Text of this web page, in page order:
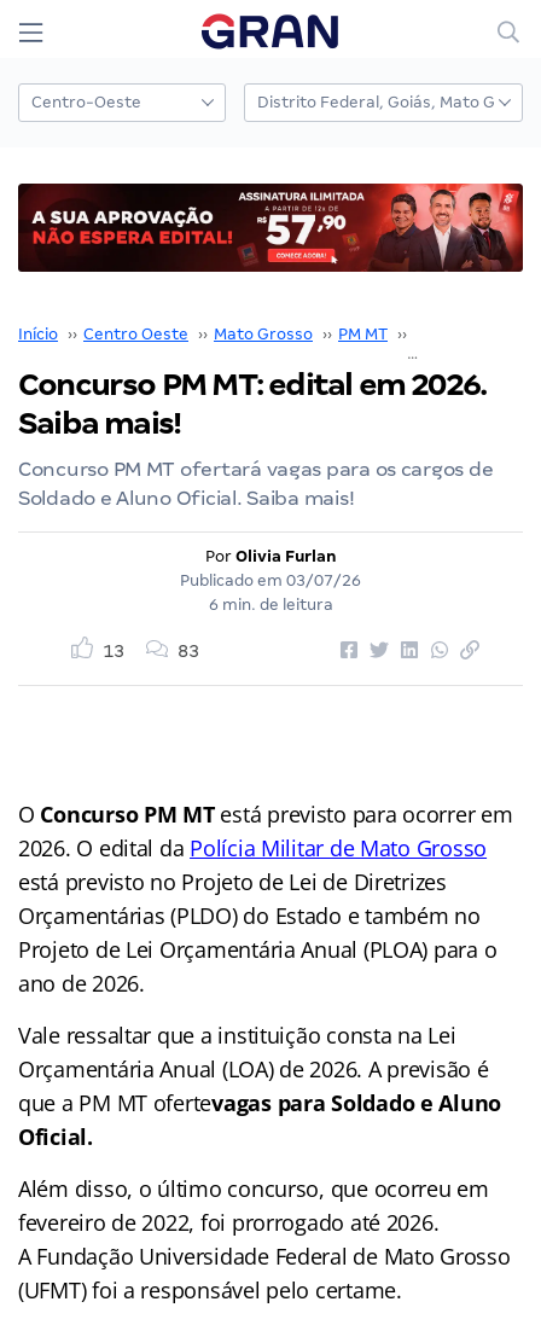
Início ›› Centro Oeste ›› Mato Grosso ›› PM MT ››
Concurso PM MT: edital em 2026.
Saiba mais!
Concurso PM MT ofertará vagas para os cargos de
Soldado e Aluno Oficial. Saiba mais!
Por Olivia Furlan
Publicado em 03/07/26
6 min. de leitura
13 83
O Concurso PM MT está previsto para ocorrer em
2026. O edital da Polícia Militar de Mato Grosso
está previsto no Projeto de Lei de Diretrizes
Orçamentárias (PLDO) do Estado e também no
Projeto de Lei Orçamentária Anual (PLOA) para o
ano de 2026.
Vale ressaltar que a instituição consta na Lei
Orçamentária Anual (LOA) de 2026. A previsão é
que a PM MT ofertevagas para Soldado e Aluno
Oficial.
Além disso, o último concurso, que ocorreu em
fevereiro de 2022, foi prorrogado até 2026.
A Fundação Universidade Federal de Mato Grosso
(UFMT) foi a responsável pelo certame.